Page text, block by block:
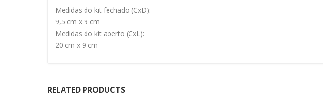
Medidas do kit fechado (CxD):
9,5 cm x 9 cm
Medidas do kit aberto (CxL):
20 cm x 9 cm
RELATED PRODUCTS